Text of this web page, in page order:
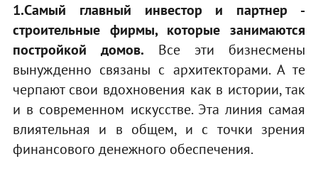
1.Самый главный инвестор и партнер -
строительные фирмы, которые занимаются
постройкой домов. Все эти бизнесмены
вынужденно связаны с архитекторами. А те
черпают свои вдохновения как в истории, так
и в современном искусстве. Эта линия самая
влиятельная и в общем, и с точки зрения
финансового денежного обеспечения.